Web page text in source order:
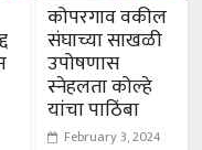
कोपरगाव वकील
संघाच्या साखळी
उपोषणास
स्नेहलता कोल्हे
यांचा पाठिंबा
February 3, 2024